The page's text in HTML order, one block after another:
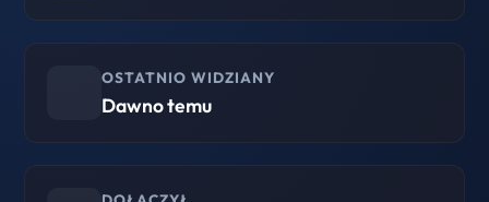
OSTATNIO WIDZIANY
Dawno temu